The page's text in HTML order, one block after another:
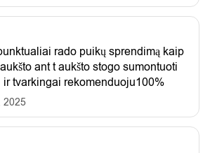
rado puikų sprendimą kaip
ant t aukšto stogo sumontuoti
ir tvarkingai rekomenduoju100%
2025